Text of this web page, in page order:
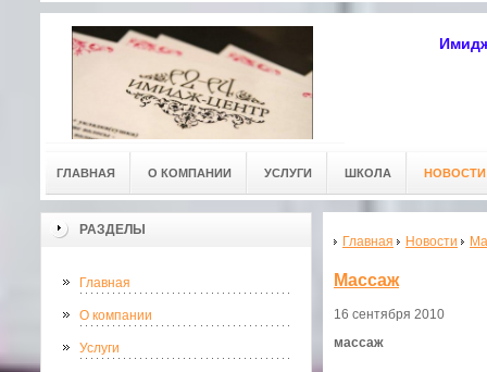
ГЛАВНАЯ О КОМПАНИИ УСЛУГИ ШКОЛА НОВОСТИ
РАЗДЕЛЫ
Главная
О компании
Услуги
Главная Новости
Массаж
16 сентября 2010
массаж